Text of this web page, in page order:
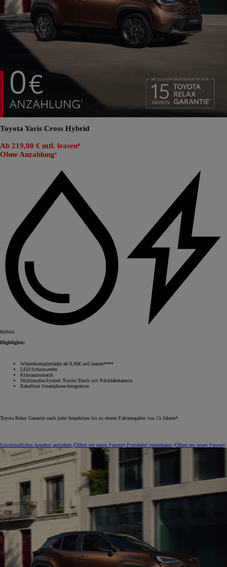
Toyota Yaris Cross Hybrid
Ab 219,00 € mtl. leasen⁴
Ohne Anzahlung¹
Hybrid
Highlights:
Winterkompletträder ab 9,90€ mtl leasen****
LED-Scheinwerfer
Klimaautomatik
Multimedia-System Toyota Touch mit Rückfahrkamera
Kabellose Smartphone-Integration
Toyota Relax Garantie nach jeder Inspektion bis zu einem Fahrzeugalter von 15 Jahren*.
Unverbindliches Angebot anfordern (Öffnet ein neues Fenster) Probefahrt vereinbaren (Öffnet ein neues Fenster)